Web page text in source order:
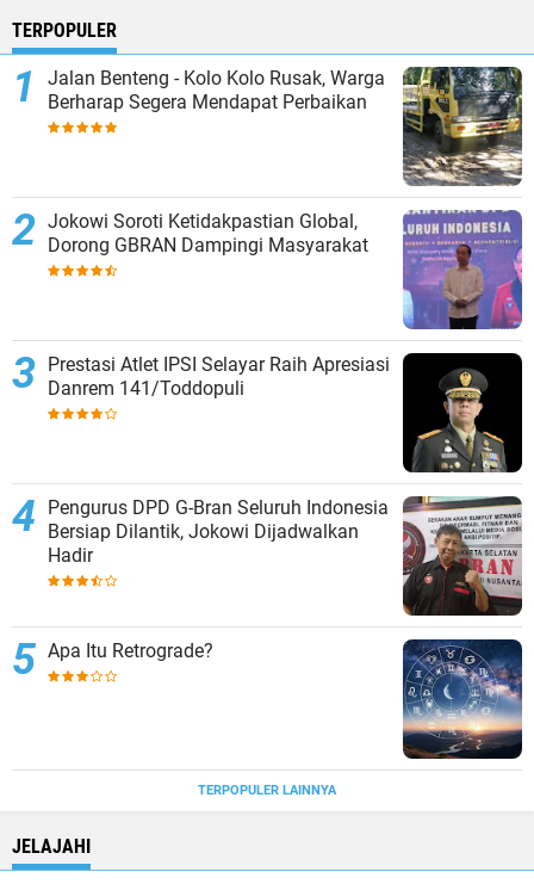
TERPOPULER
Jalan Benteng - Kolo Kolo Rusak, Warga
Berharap Segera Mendapat Perbaikan
Jokowi Soroti Ketidakpastian Global,
Dorong GBRAN Dampingi Masyarakat
Prestasi Atlet IPSI Selayar Raih Apresiasi
Danrem 141/Toddopuli
Pengurus DPD G-Bran Seluruh Indonesia
Bersiap Dilantik, Jokowi Dijadwalkan
Hadir
Apa Itu Retrograde?
TERPOPULER LAINNYA
JELAJAHI